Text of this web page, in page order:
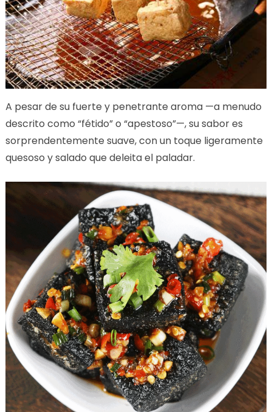
A pesar de su fuerte y penetrante aroma —a menudo
descrito como “fétido” o “apestoso”—, su sabor es
sorprendentemente suave, con un toque ligeramente
quesoso y salado que deleita el paladar.